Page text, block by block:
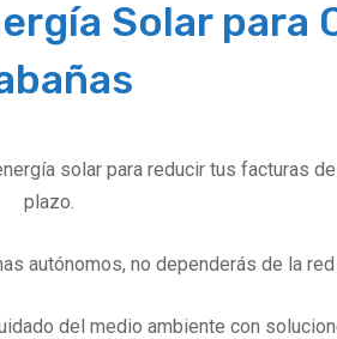
Solar para
solar para reducir tus facturas
plazo.
autónomos, no dependerás de la
del medio ambiente con